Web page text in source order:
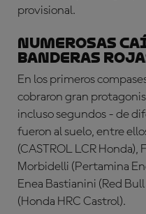
provisional.
Numerosas
banderas
En los primeros
cobraron gran
incluso segundos - de
fueron al suelo, entre
(CASTROL LCR Honda),
Morbidelli (Pertamina
Enea Bastianini (Red
(Honda HRC Castrol).